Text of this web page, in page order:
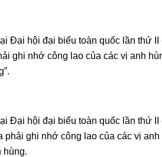
Đại hội đại biểu toàn quốc lần thứ
ghi nhớ công lao của các vị anh
Đại hội đại biểu toàn quốc lần thứ
phải ghi nhớ công lao của các vị
hùng.